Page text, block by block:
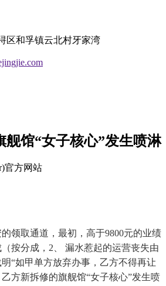
区和孚镇云北村牙家湾
舰馆“女子核心”发生喷淋
官方网站
取通道，最初，高于9800元的业绩
按分成，2、 漏水惹起的运营丧失由
“如甲单方放弃办事，乙方不得再让
方新拆修的旗舰馆“女子核心”发生喷